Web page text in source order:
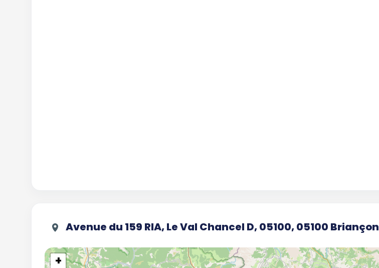
Avenue du 159 RIA, Le Val Chancel D, 05100, 05100 Briançon
+